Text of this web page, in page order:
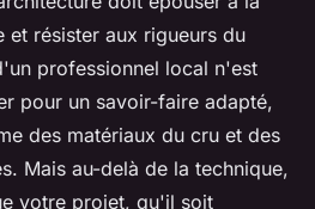
et résister aux rigueurs du
professionnel local n'est
pour un savoir-faire adapté,
des matériaux du cru et des
Mais au-delà de la technique,
votre projet, qu'il soit